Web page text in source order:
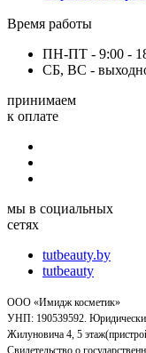
Время работы
ПН-ПТ - 9:00 -
СБ, ВС -
принимаем
к оплате
мы в социальных
сетях
tutbeauty.by
tutbeauty
ООО «Имидж косметик»
УНП: 190539592. Юридический
Жилуновича 4, 5
Свидетельство о